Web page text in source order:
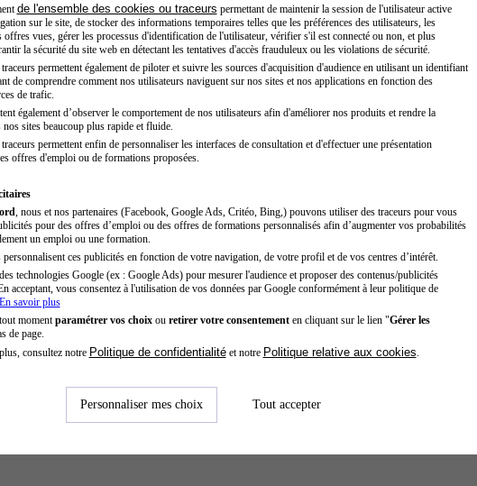
de l'ensemble des cookies ou traceurs permettant de maintenir la session de l'utilisateur active
sur le site, de stocker des informations temporaires telles que les préférences des utilisateurs, les
offres vues, gérer les processus d'identification de l'utilisateur, vérifier s'il est connecté ou non, et plus
la sécurité du site web en détectant les tentatives d'accès frauduleux ou les violations de sécurité.
permettent également de piloter et suivre les sources d'acquisition d'audience en utilisant un identifiant
de comprendre comment nos utilisateurs naviguent sur nos sites et nos applications en fonction des
de trafic.
également d’observer le comportement de nos utilisateurs afin d'améliorer nos produits et rendre la
sites beaucoup plus rapide et fluide.
permettent enfin de personnaliser les interfaces de consultation et d'effectuer une présentation
offres d'emploi ou de formations proposées.
, nous et nos partenaires (Facebook, Google Ads, Critéo, Bing,) pouvons utiliser des traceurs pour vous
pour des offres d’emploi ou des offres de formations personnalisés afin d’augmenter vos probabilités
un emploi ou une formation.
ces publicités en fonction de votre navigation, de votre profil et de vos centres d’intérêt.
technologies Google (ex : Google Ads) pour mesurer l'audience et proposer des contenus/publicités
acceptant, vous consentez à l'utilisation de vos données par Google conformément à leur politique de
savoir plus
moment paramétrer vos choixou retirer votre consentementen cliquant sur le lien "Gérer les
de page.
consultez notre Politique de confidentialitéet notre Politique relative aux cookies
Personnaliser mes choix Tout accepter